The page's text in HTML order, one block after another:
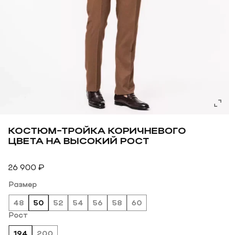
КОСТЮМ-ТРОЙКА КОРИЧНЕВОГО
ЦВЕТА НА ВЫСОКИЙ РОСТ
26 900 ₽
Размер
48 50 52 54 56 58
60
Рост